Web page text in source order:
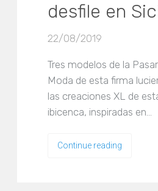
desfile en
22/08/2019
Tres modelos de la
Moda de esta firma
las creaciones XL de
ibicenca, inspiradas en…
Continue reading